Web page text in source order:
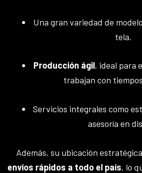
Una gran variedad de
tela.
Producción ágil, ideal para
trabajan con
Servicios integrales como
asesoría en
Además, su ubicación
envíos rápidos a todo el país, lo